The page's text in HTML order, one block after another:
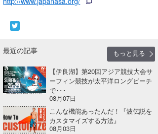
最近の記事
もっと見る
【伊良湖】第20回アジア競技大会サ
ーフィン競技が太平洋ロングビーチ
で･･･
08月07日
こんな機能あったんだ！『波伝説を
カスタマイズする方法』
08月03日